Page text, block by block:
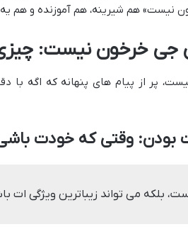
نیست» هم شیرینه، هم آموزنده و هم یه
خرخون نیست: چیزی
پر از پیام های پنهانه که اگه با
بودن: وقتی که خودت
بلکه می تواند زیباترین ویژگی ات